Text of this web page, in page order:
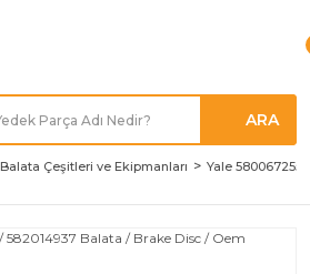
ARA
Balata Çeşitleri ve Ekipmanları Yale 580067255